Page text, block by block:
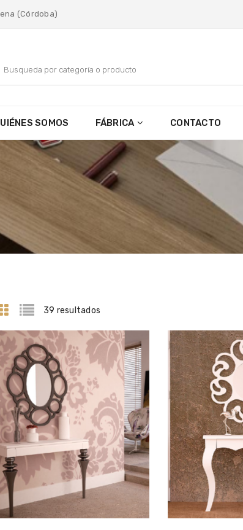
(Córdoba)
SOMOS FÁBRICA CONTACTO
39 resultados